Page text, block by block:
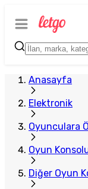
Anasayfa
Elektronik
Oyunculara
Oyun
Diğer Oyun